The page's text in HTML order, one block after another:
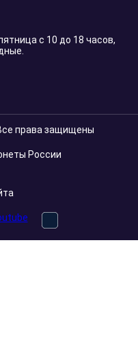
с 10 до 18 часов,
права защищены
России